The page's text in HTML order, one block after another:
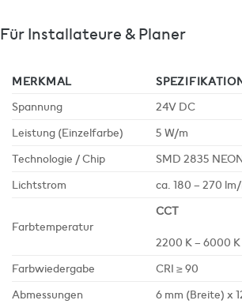
Für Installateure & Planer
MERKMAL
Spannung
24V DC
Leistung (Einzelfarbe)
5 W/m
Technologie / Chip
SMD 2835
Lichtstrom
ca. 180 – 270
Farbtemperatur
CCT
2200 K – 6000
Farbwiedergabe
CRI ≥ 90
Abmessungen
6 mm (Breite) x